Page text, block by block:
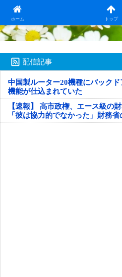
ホーム トップ
日本第一！ニュース録
配信記事
中国製ルーター20機種にバック
機能が仕込まれていた
【速報】 高市政権、エース級の
「彼は協力的でなかった」財務
判明